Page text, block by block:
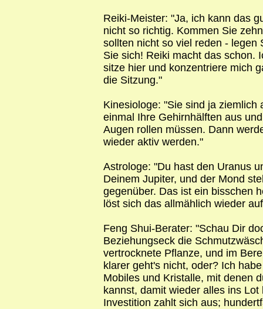
Reiki-Meister: "Ja, ich kann das
nicht so richtig. Kommen Sie
sollten nicht so viel reden - legen
Sie sich! Reiki macht das schon.
sitze hier und konzentriere mich
die Sitzung."
Kinesiologe: "Sie sind ja
einmal Ihre Gehirnhälften aus
Augen rollen müssen. Dann
wieder aktiv werden."
Astrologe: "Du hast den Uranus
Deinem Jupiter, und der Mond
gegenüber. Das ist ein bisschen
löst sich das allmählich wieder
Feng Shui-Berater: "Schau Dir
Beziehungseck die
vertrocknete Pflanze, und im
klarer geht's nicht, oder? Ich
Mobiles und Kristalle, mit denen
kannst, damit wieder alles ins
Investition zahlt sich aus;